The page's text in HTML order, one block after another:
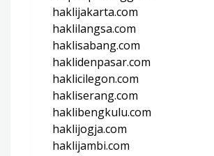
haklijakarta.com
haklilangsa.com
haklisabang.com
haklidenpasar.com
haklicilegon.com
hakliserang.com
haklibengkulu.com
haklijogja.com
haklijambi.com